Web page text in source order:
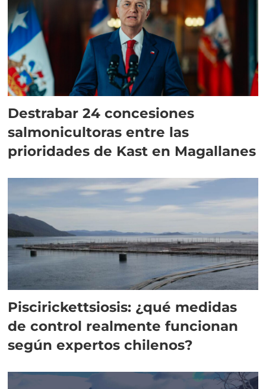
Destrabar 24 concesiones
salmonicultoras entre las
prioridades de Kast en Magallanes
Piscirickettsiosis: ¿qué medidas
de control realmente funcionan
según expertos chilenos?